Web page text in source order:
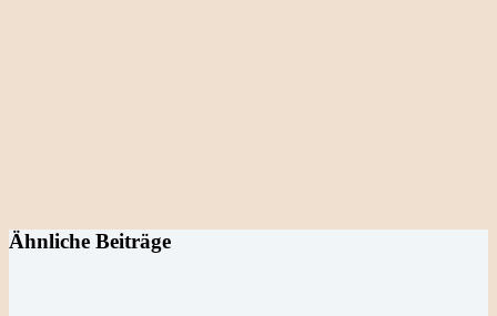
Ähnliche Beiträge